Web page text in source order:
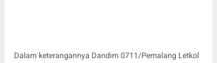
Dalam keterangannya Dandim 0711/Pemalang Letkol